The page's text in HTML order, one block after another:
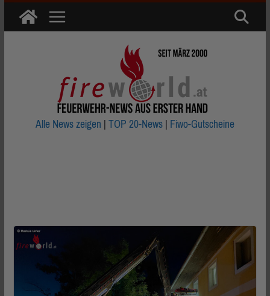
Zum
Inhalt
Alle News zeigen|TOP 20-News|Fiwo-Gutscheine